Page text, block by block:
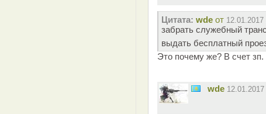
Цитата: wde от
забрать служебный
выдать бесплатный
Это почему же? В счет зп.
wde